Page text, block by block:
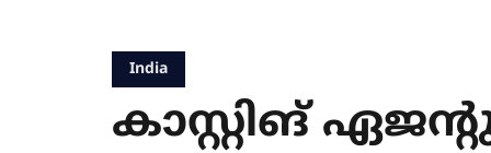
India
കാസ്റ്റിങ്